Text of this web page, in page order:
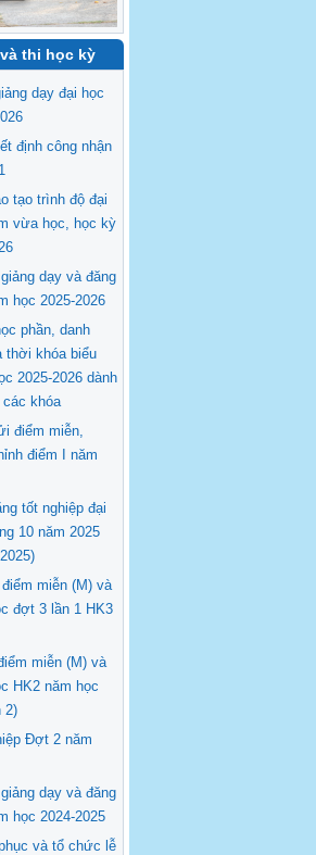
thi học kỳ
dạy đại học
định công nhận
tạo trình độ đại
vừa học, học kỳ
dạy và đăng
học 2025-2026
phần, danh
thời khóa biểu
2025-2026 dành
khóa
điểm miễn,
điểm I năm
tốt nghiệp đại
10 năm 2025
miễn (M) và
đợt 3 lần 1 HK3
miễn (M) và
HK2 năm học
2)
Đợt 2 năm
dạy và đăng
học 2024-2025
và tổ chức lễ